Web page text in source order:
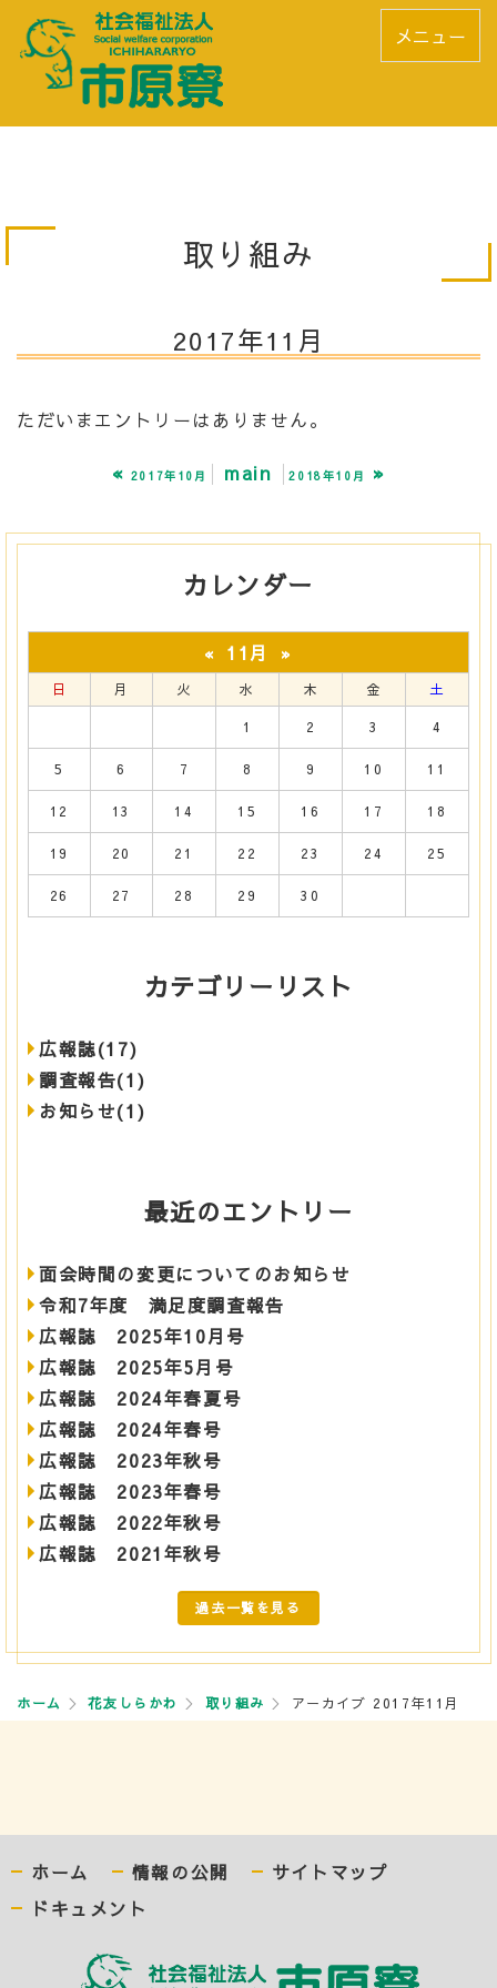
メニュー
取り組み
2017年11月
ただいまエントリーはありません。
« 2017年10月 main 2018年10月 »
カレンダー
« 11月 »
日 月 火 水 木 金 土
1 2 3 4
5 6 7 8 9 10 11
12 13 14 15 16 17 18
19 20 21 22 23 24 25
26 27 28 29 30
カテゴリーリスト
広報誌(17)
調査報告(1)
お知らせ(1)
最近のエントリー
面会時間の変更についてのお知らせ
令和7年度 満足度調査報告
広報誌 2025年10月号
広報誌 2025年5月号
広報誌 2024年春夏号
広報誌 2024年春号
広報誌 2023年秋号
広報誌 2023年春号
広報誌 2022年秋号
広報誌 2021年秋号
過去一覧を見る
ホーム 花友しらかわ 取り組み アーカイブ 2017年11月
ホーム 情報の公開
サイトマップ
ドキュメント